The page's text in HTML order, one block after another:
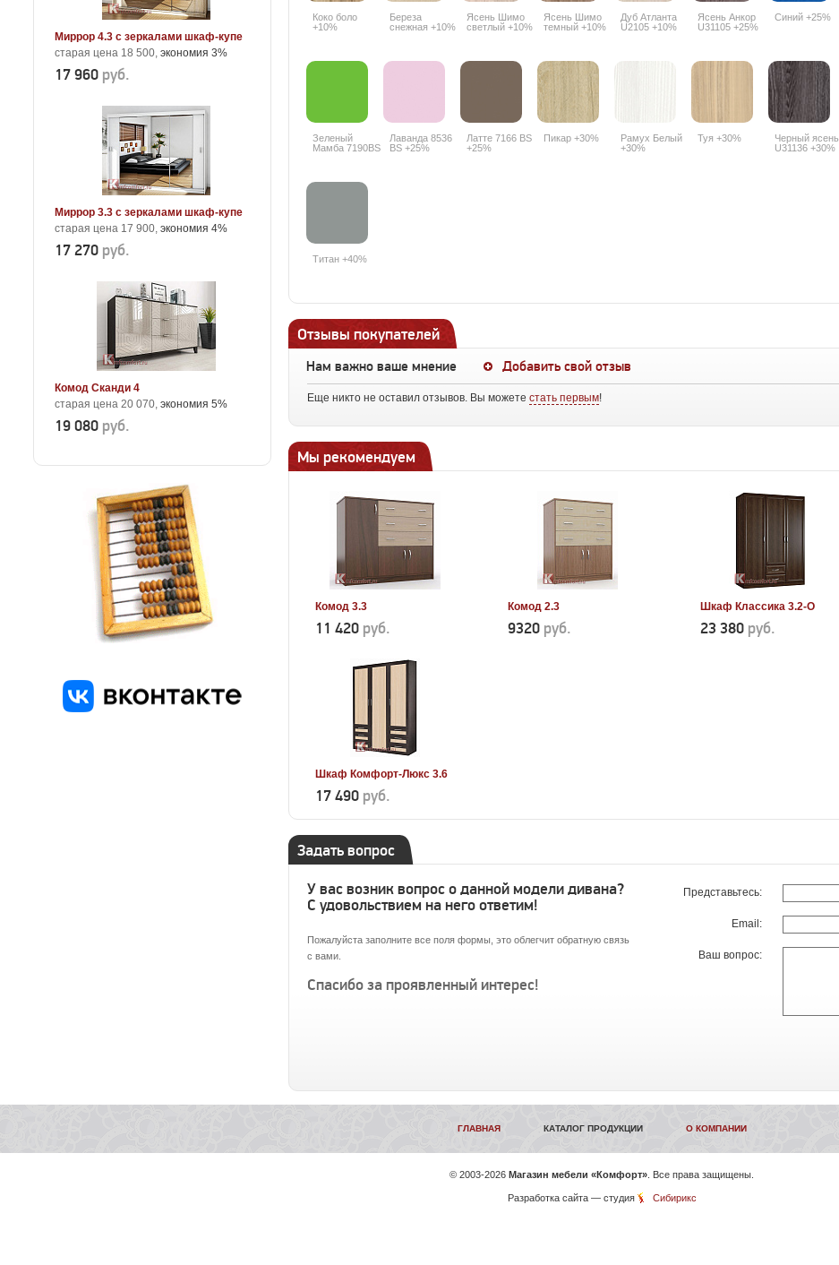
Миррор 4.3 с зеркалами шкаф-купе
старая цена 18 500, экономия 3%
17 960 руб.
Миррор 3.3 с зеркалами шкаф-купе
старая цена 17 900, экономия 4%
17 270 руб.
Комод Сканди 4
старая цена 20 070, экономия 5%
19 080 руб.
Коко боло
+10%
Береза
снежная +10%
Ясень Шимо
светлый +10%
Ясень Шимо
темный +10%
Дуб Атланта
U2105 +10%
Ясень Анкор
U31105 +25%
Синий +25%
Зеленый
Мамба 7190BS
Лаванда 8536
BS +25%
Латте 7166 BS
+25%
Пикар +30%
Рамух Белый
+30%
Туя +30%
Черный ясень
U31136 +30%
Титан +40%
Отзывы покупателей
Нам важно ваше мнение Добавить свой отзыв
Еще никто не оставил отзывов. Вы можете стать первым!
Мы рекомендуем
Комод 3.3
11 420 руб.
Комод 2.3
9320 руб.
Шкаф Классика 3.2-О
23 380 руб.
Шкаф Комфорт-Люкс 3.6
17 490 руб.
Задать вопрос
У вас возник вопрос о данной модели дивана?
С удовольствием на него ответим!
Пожалуйста заполните все поля формы, это облегчит обратную связь
с вами.
Спасибо за проявленный интерес!
Представьтесь:
Email:
Ваш вопрос:
ГЛАВНАЯ КАТАЛОГ ПРОДУКЦИИ О КОМПАНИИ
© 2003-2026 Магазин мебели «Комфорт» . Все права защищены.
Разработка сайта— студия Сибирикс